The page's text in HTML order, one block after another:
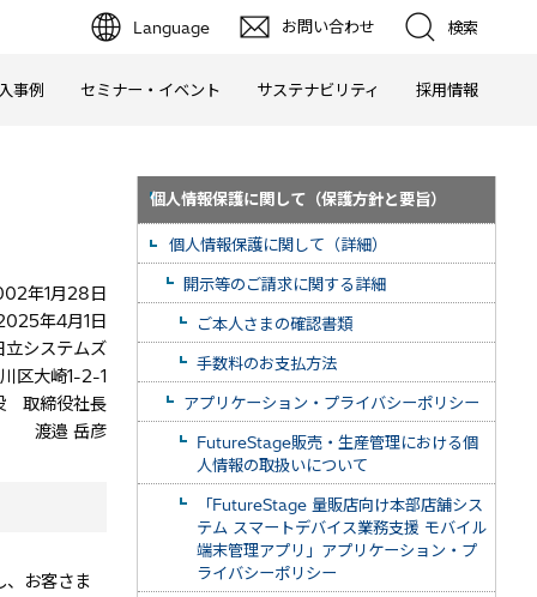
Language お問い合わせ 検索
事例 セミナー・イベント サステナビリティ 採用情報
年1月28日
年4月1日
立システムズ
区大崎1-2-1
取締役社長
渡邉 岳彦
、お客さま
個人情報保護に関して（保護方針と要旨）
個人情報保護に関して（詳細）
開示等のご請求に関する詳細
ご本人さまの確認書類
手数料のお支払方法
アプリケーション・プライバシーポリシー
FutureStage販売・生産管理における個
人情報の取扱いについて
「FutureStage 量販店向け本部店舗シス
テム スマートデバイス業務支援 モバイル
端末管理アプリ」アプリケーション・プ
ライバシーポリシー